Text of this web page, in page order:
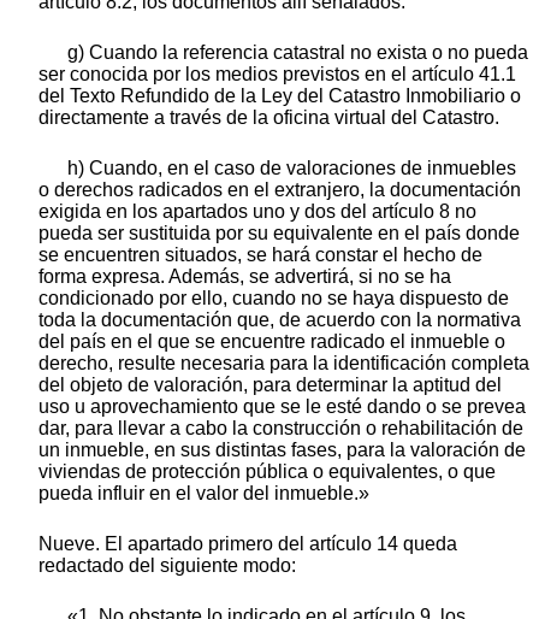
g) Cuando la referencia catastral no exista o no pueda
ser conocida por los medios previstos en el artículo 41.1
del Texto Refundido de la Ley del Catastro Inmobiliario o
directamente a través de la oficina virtual del Catastro.
h) Cuando, en el caso de valoraciones de inmuebles
o derechos radicados en el extranjero, la documentación
exigida en los apartados uno y dos del artículo 8 no
pueda ser sustituida por su equivalente en el país donde
se encuentren situados, se hará constar el hecho de
forma expresa. Además, se advertirá, si no se ha
condicionado por ello, cuando no se haya dispuesto de
toda la documentación que, de acuerdo con la normativa
del país en el que se encuentre radicado el inmueble o
derecho, resulte necesaria para la identificación completa
del objeto de valoración, para determinar la aptitud del
uso u aprovechamiento que se le esté dando o se prevea
dar, para llevar a cabo la construcción o rehabilitación de
un inmueble, en sus distintas fases, para la valoración de
viviendas de protección pública o equivalentes, o que
pueda influir en el valor del inmueble.»
Nueve. El apartado primero del artículo 14 queda
redactado del siguiente modo: